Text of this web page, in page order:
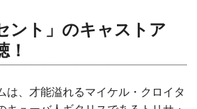
ント」のキャストア
！
は、才能溢れるマイケル・クロイタ